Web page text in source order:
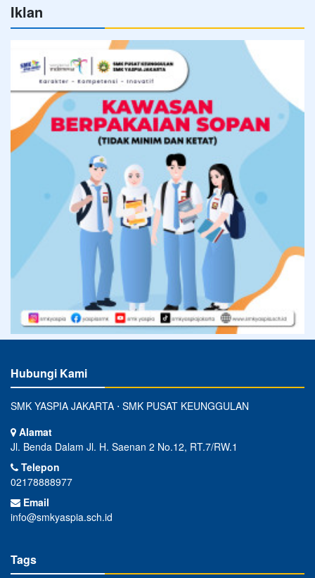
Iklan
Hubungi Kami
SMK YASPIA JAKARTA ⋅ SMK PUSAT KEUNGGULAN
Alamat
Jl. Benda Dalam Jl. H. Saenan 2 No.12, RT.7/RW.1
Telepon
02178888977
Email
info@smkyaspia.sch.id
Tags